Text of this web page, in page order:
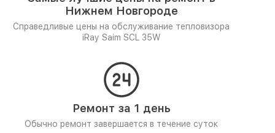
Нижнем Новгороде
Справедливые цены на обслуживание тепловизора
iRay Saim SCL 35W
Ремонт за 1 день
Обычно ремонт завершается в течение суток